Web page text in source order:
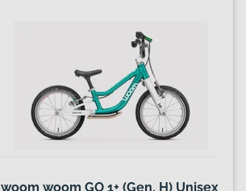
woom woom GO 1+ (Gen. H) Unisex